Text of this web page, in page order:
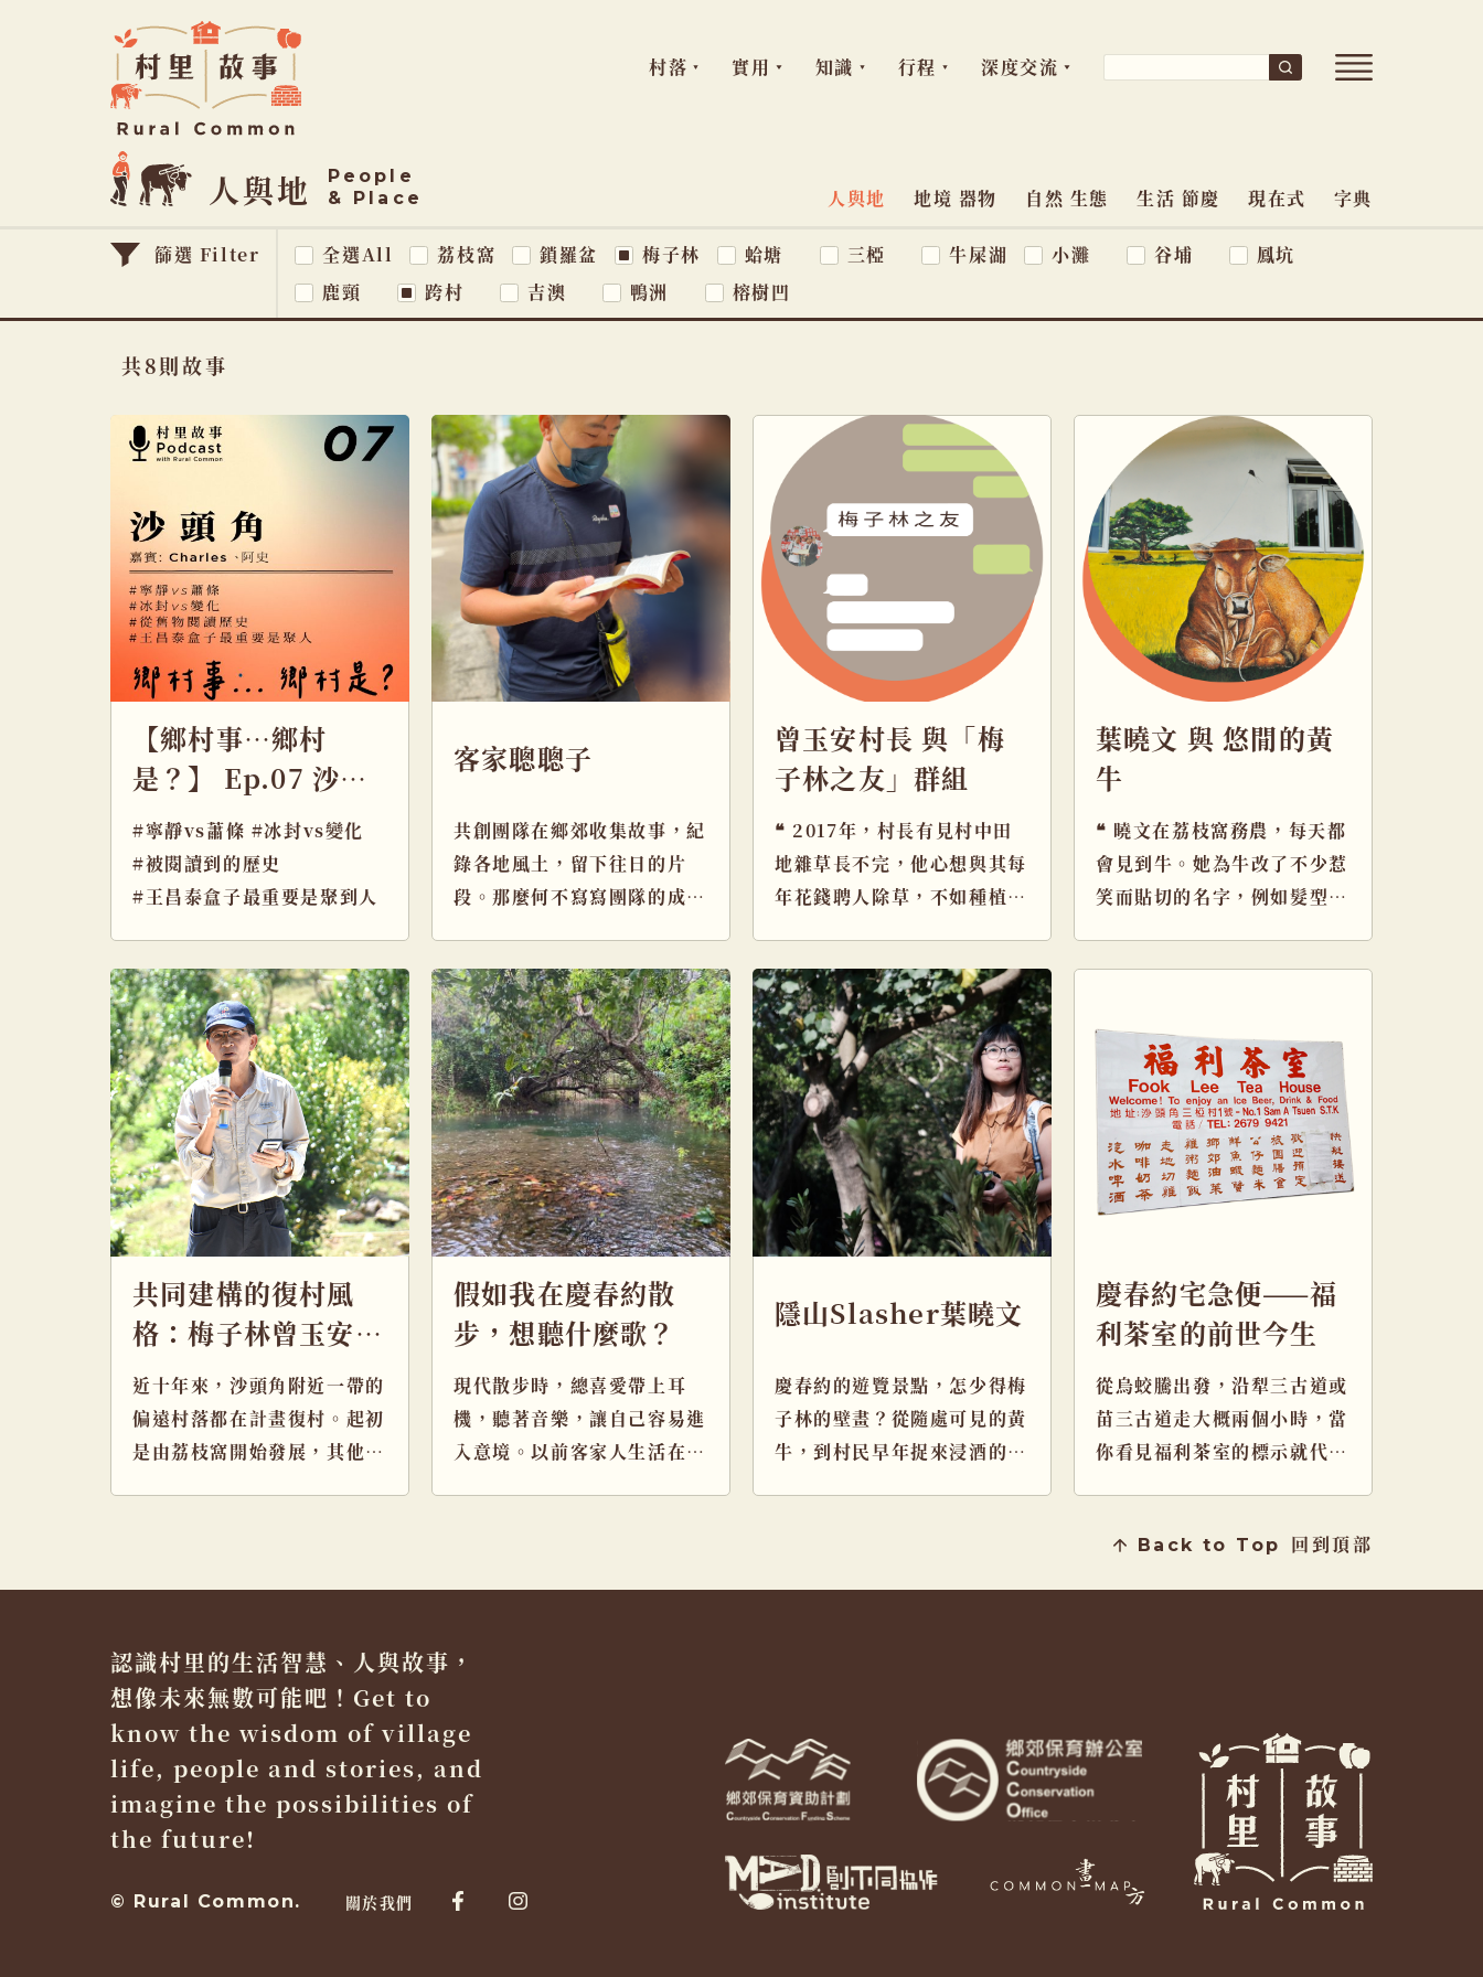
要
內
容
Common
村
里
故
事
開
單
字:
搜
尋
村落 實用 知識 行程 深度交流
人與地
People
& Place
主
題
人與地 地境 器物 自然 生態 生活 節慶 現在式 字典
篩選 Filter 全選All 荔枝窩 鎖羅盆 梅子林 蛤塘 三椏 牛屎湖 小灘 谷埔
鳳坑
鹿頸
跨村 吉澳 鴨洲 榕樹凹
共8則故事
【鄉村事…鄉村
是？】 Ep.07 沙頭
角的Charles 和阿
史
#寧靜vs蕭條 #冰封vs變化
#被閱讀到的歷史
#王昌泰盒子最重要是聚到人
客家聰聰子
共創團隊在鄉郊收集故事，紀
錄各地風土，留下往日的片
段。那麼何不寫寫團隊的成員
隊會面， […]
曾玉安村長 與「梅
子林之友」群組
❝ 2017年，村長有見村中田
地雜草長不完，他心想與其每
年花錢聘人除草，不如種植桔
邀 […]
葉曉文 與 悠閒的黃
牛
❝ 曉文在荔枝窩務農，每天都
會見到牛。她為牛改了不少惹
笑而貼切的名字，例如髮型
的「牛 […]
共同建構的復村風
格：梅子林曾玉安村
長
近十年來，沙頭角附近一帶的
偏遠村落都在計畫復村。起初
是由荔枝窩開始發展，其他村
假如我在慶春約散
步，想聽什麼歌？
現代散步時，總喜愛帶上耳
機，聽著音樂，讓自己容易進
入意境。以前客家人生活在偏
隱山Slasher葉曉文
慶春約的遊覽景點，怎少得梅
子林的壁畫？從隨處可見的黃
牛，到村民早年捉來浸酒的毛
慶春約宅急便——福
利茶室的前世今生
從烏蛟騰出發，沿犁三古道或
苗三古道走大概兩個小時，當
你看見福利茶室的標示就代表
回到頂部
Back to Top
認識村里的生活智慧、人與故事，
想像未來無數可能吧！Get to
know the wisdom of village
life, people and stories, and
imagine the possibilities of
the future!
關於我們
FacebookInstagram
© Rural Common.